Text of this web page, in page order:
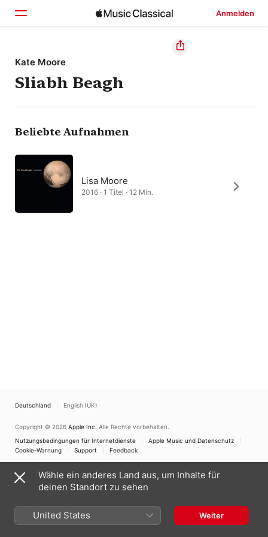
Anmelden
Startseite
Entdecken
Suchen
Kate Moore
Sliabh Beagh
Beliebte Aufnahmen
Lisa Moore
2016 · 1 Titel · 12 Min.
Deutschland English (UK)
Copyright © 2026 Apple Inc. Alle Rechte vorbehalten.
Nutzungsbedingungen für Internetdienste
Apple Music und Datenschutz
Cookie-Warnung
Support Feedback
Wähle ein anderes Land aus, um Inhalte für
deinen Standort zu sehen
United States Weiter